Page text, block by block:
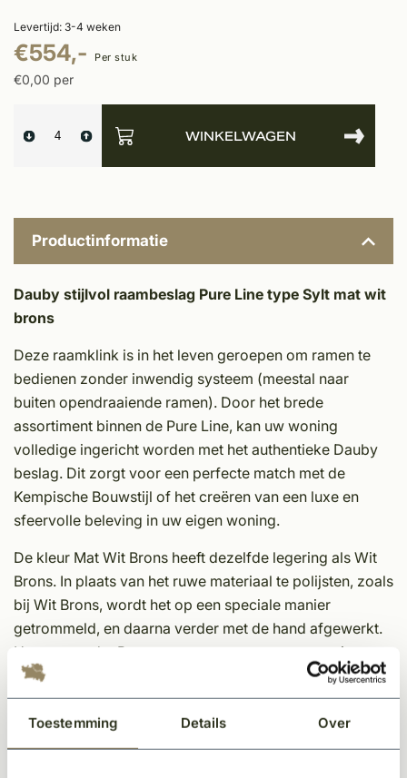
Toestemming Details Over
Levertijd: 3-4 weken
€554,- Per stuk
€0,00 per
WINKELWAGEN
Productinformatie
Dauby stijlvol raambeslag Pure Line type Sylt mat wit
brons
Deze raamklink is in het leven geroepen om ramen te
bedienen zonder inwendig systeem (meestal naar
buiten opendraaiende ramen). Door het brede
assortiment binnen de Pure Line, kan uw woning
volledige ingericht worden met het authentieke Dauby
beslag. Dit zorgt voor een perfecte match met de
Kempische Bouwstijl of het creëren van een luxe en
sfeervolle beleving in uw eigen woning.
De kleur Mat Wit Brons heeft dezelfde legering als Wit
Brons. In plaats van het ruwe materiaal te polijsten, zoals
bij Wit Brons, wordt het op een speciale manier
getrommeld, en daarna verder met de hand afgewerkt.
Het proces dat Pure toepast zorgt voor een mooie
matte patine. Ideaal voor wie van Wit Brons houdt, maar
liever een matte versie ziet.
Eigenschappen Dauby decoratief beslag;